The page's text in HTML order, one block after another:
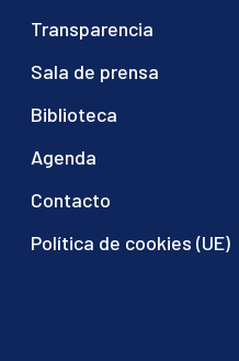
Transparencia
Sala de prensa
Biblioteca
Agenda
Contacto
Política de cookies (UE)